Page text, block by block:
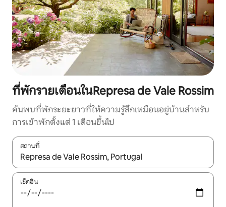
ที่พักรายเดือนในRepresa de Vale Rossim
ค้นพบที่พักระยะยาวที่ให้ความรู้สึกเหมือนอยู่บ้านสำหรับ
การเข้าพักตั้งแต่ 1 เดือนขึ้นไป
สถานที่
ใช้ลูกศรขึ้นลง หรือใช้การสัมผัสหรือปัด เพื่อสำรวจผลการค้นหา
เช็คอิน